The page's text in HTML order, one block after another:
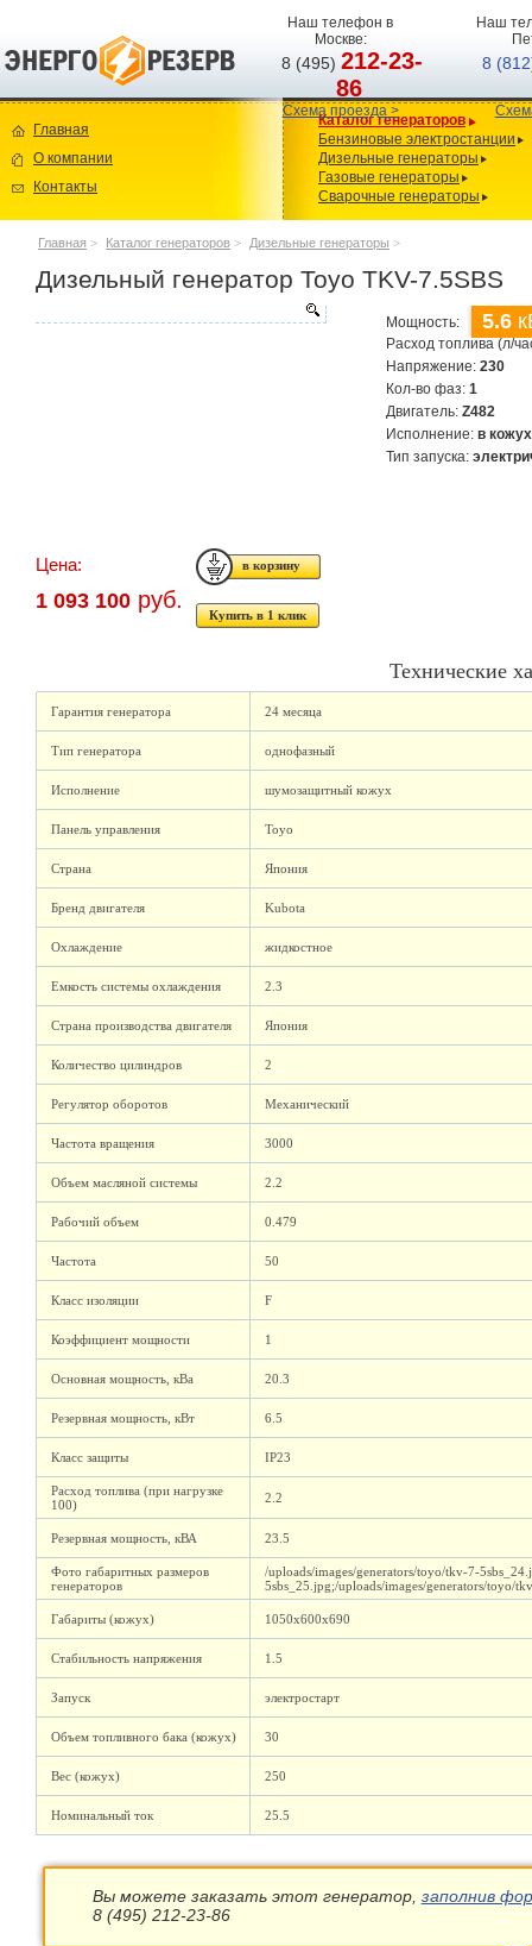
Наш телефон в
Москве:
8 (495)212-23-
86
Схема проезда >
Наш
8
Главная
О компании
Контакты
Каталог генераторов
Бензиновые электростанции
Дизельные генераторы
Газовые генераторы
Сварочные генераторы
Главная > Каталог генераторов > Дизельные генераторы >
Дизельный генератор Toyo TKV-7.5SBS
Мощность: 5.6
Расход топлива (л/
Напряжение: 230
Кол-во фаз: 1
Двигатель: Z482
Исполнение: в
Тип запуска:
Цена:
1 093 100 руб.
Купить в 1 клик
Технические
Гарантия генератора 24 месяца
Тип генератора однофазный
Исполнение шумозащитный кожух
Панель управления Toyo
Страна Япония
Бренд двигателя Kubota
Охлаждение жидкостное
Емкость системы охлаждения 2.3
Страна производства двигателя Япония
Количество цилиндров 2
Регулятор оборотов Механический
Частота вращения 3000
Объем масляной системы 2.2
Рабочий объем 0.479
Частота 50
Класс изоляции F
Коэффициент мощности 1
Основная мощность, кВа 20.3
Резервная мощность, кВт 6.5
Класс защиты IP23
Расход топлива (при нагрузке
100)
2.2
Резервная мощность, кВА 23.5
Фото габаритных размеров
генераторов
/uploads/images/generators/toyo/tkv-7-
5sbs_25.jpg;/uploads/images/generators/toyo/
Габариты (кожух) 1050х600х690
Стабильность напряжения 1.5
Запуск электростарт
Объем топливного бака (кожух) 30
Вес (кожух) 250
Номинальный ток 25.5
Вы можете заказать этот генератор, заполнив
8 (495) 212-23-86